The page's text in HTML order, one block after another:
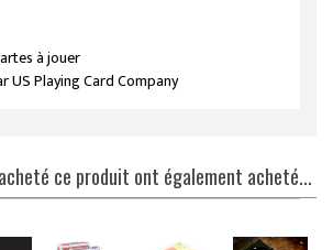
à jouer
US Playing Card Company
ce produit ont également acheté...